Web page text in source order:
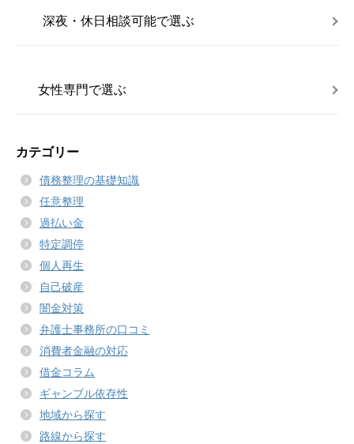
深夜・休日相談可能で選ぶ
女性専門で選ぶ
カテゴリー
債務整理の基礎知識
任意整理
過払い金
特定調停
個人再生
自己破産
闇金対策
弁護士事務所の口コミ
消費者金融の対応
借金コラム
ギャンブル依存性
地域から探す
路線から探す